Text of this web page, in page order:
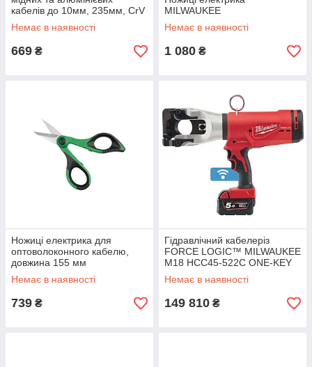
кабелів до 10мм, 235мм, CrV
Немає в наявності
669 ₴
MILWAUKEE
Немає в наявності
1 080 ₴
Ножиці електрика для
оптоволоконного кабелю,
довжина 155 мм
Немає в наявності
739 ₴
Гідравлічний кабелеріз
FORCE LOGIC™ MILWAUKEE
M18 HCC45-522C ONE-KEY
4933459266
Немає в наявності
149 810 ₴